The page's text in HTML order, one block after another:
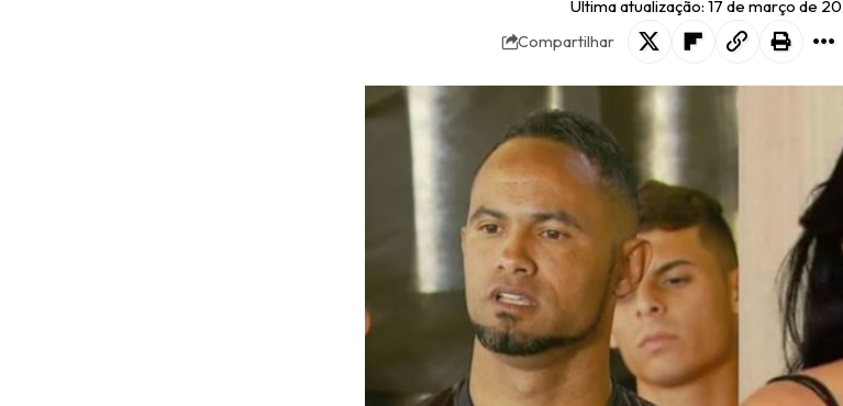
Última atualização: 17 de março de
Compartilhar